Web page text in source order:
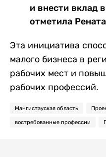
и внести вклад
отметила
Эта инициатива
малого бизнеса в
рабочих мест и
рабочих профессий.
Мангистауская область
востребованные профессии